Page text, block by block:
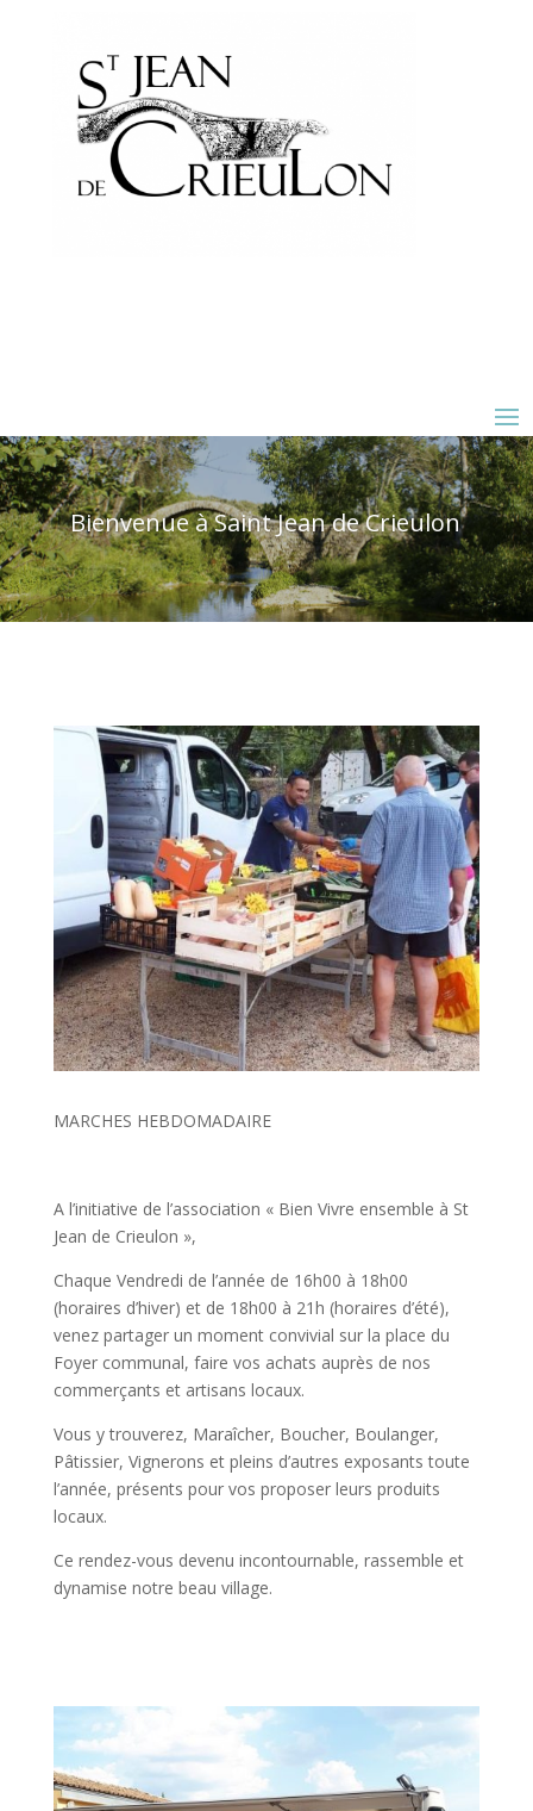
Bienvenue à Saint Jean de Crieulon
MARCHES HEBDOMADAIRE
A l’initiative de l’association « Bien Vivre ensemble à St
Jean de Crieulon »,
Chaque Vendredi de l’année de 16h00 à 18h00
(horaires d’hiver) et de 18h00 à 21h (horaires d’été),
venez partager un moment convivial sur la place du
Foyer communal, faire vos achats auprès de nos
commerçants et artisans locaux.
Vous y trouverez, Maraîcher, Boucher, Boulanger,
Pâtissier, Vignerons et pleins d’autres exposants toute
l’année, présents pour vos proposer leurs produits
locaux.
Ce rendez-vous devenu incontournable, rassemble et
dynamise notre beau village.